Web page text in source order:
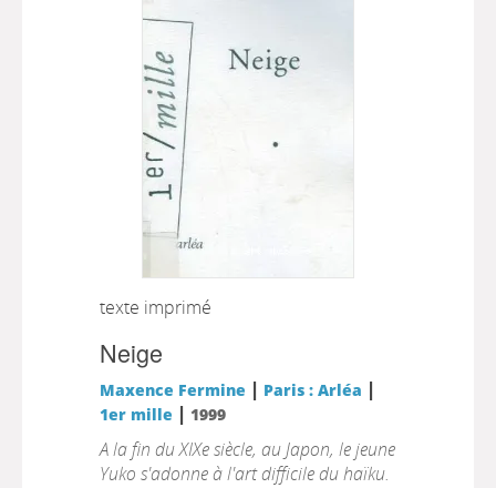
texte imprimé
Neige
Maxence Fermine | Paris : Arléa |
1er mille | 1999
A la fin du XIXe siècle, au Japon, le jeune
Yuko s'adonne à l'art difficile du haïku.